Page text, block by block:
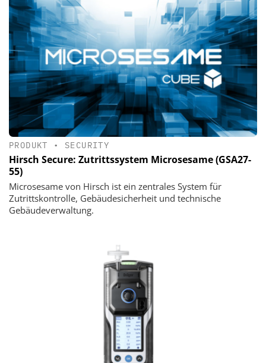
PRODUKT • SECURITY
Hirsch Secure: Zutrittssystem Microsesame (GSA27-
55)
Microsesame von Hirsch ist ein zentrales System für
Zutrittskontrolle, Gebäudesicherheit und technische
Gebäudeverwaltung.